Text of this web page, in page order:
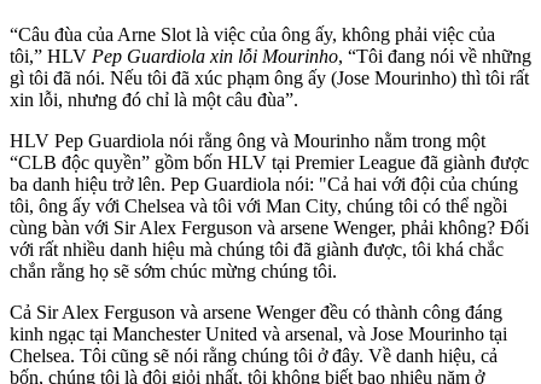
“Câu đùa của Arne Slot là việc của ông ấy, không phải việc của
tôi,” HLV Pep Guardiola xin lỗi Mourinho, “Tôi đang nói về những
gì tôi đã nói. Nếu tôi đã xúc phạm ông ấy (Jose Mourinho) thì tôi rất
xin lỗi, nhưng đó chỉ là một câu đùa”.
HLV Pep Guardiola nói rằng ông và Mourinho nằm trong một
“CLB độc quyền” gồm bốn HLV tại Premier League đã giành được
ba danh hiệu trở lên. Pep Guardiola nói: "Cả hai với đội của chúng
tôi, ông ấy với Chelsea và tôi với Man City, chúng tôi có thể ngồi
cùng bàn với Sir Alex Ferguson và ars‌ene Wenger, phải không? Đối
với rất nhiều danh hiệu mà chúng tôi đã giành được, tôi khá chắc
chắn rằng họ sẽ sớm chúc mừng chúng tôi.
Cả Sir Alex Ferguson và ars‌ene Wenger đều có thành công đáng
kinh ngạc tại Manchester United và ars‌enal, và Jose Mourinho tại
Chelsea. Tôi cũng sẽ nói rằng chúng tôi ở đây. Về danh hiệu, cả
bốn, chúng tôi là đội giỏi nhất, tôi không biết bao nhiêu năm ở